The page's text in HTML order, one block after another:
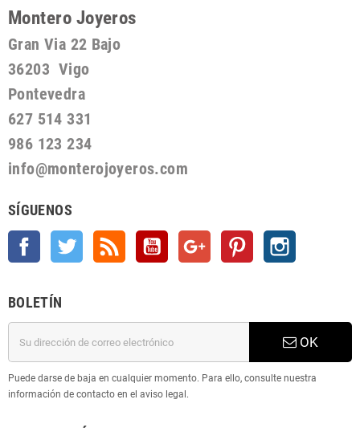
Montero Joyeros
Gran Via 22 Bajo
36203 Vigo
Pontevedra
627 514 331
986 123 234
info@monterojoyeros.com
SÍGUENOS
Facebook Twitter YouTube Google + Pinterest
BOLETÍN
OK
Puede darse de baja en cualquier momento. Para ello, consulte nuestra
información de contacto en el aviso legal.